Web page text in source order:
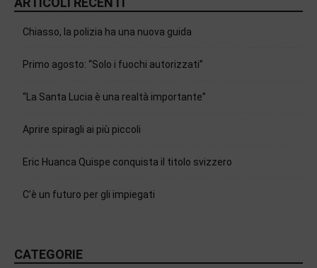
Chiasso, la polizia ha una nuova guida
Primo agosto: “Solo i fuochi autorizzati”
“La Santa Lucia è una realtà importante”
Aprire spiragli ai più piccoli
Eric Huanca Quispe conquista il titolo svizzero
C’è un futuro per gli impiegati
CATEGORIE